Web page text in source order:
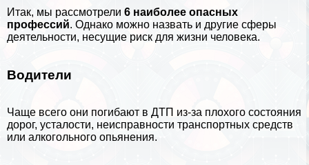
Итак, мы рассмотрели 6 наиболее опасных
профессий. Однако можно назвать и другие сферы
деятельности, несущие риск для жизни человека.
Водители
Чаще всего они погибают в ДТП из-за плохого состояния
дорог, усталости, неисправности трaнcпортных средств
или алкогольного опьянения.